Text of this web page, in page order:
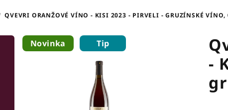
QVEVRI ORANŽOVÉ VÍNO - KISI 2023 - PIRVELI - GRUZÍNSKÉ VÍNO,
-
Novinka Tip